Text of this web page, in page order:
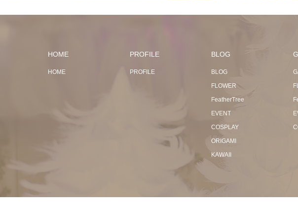
HOME
HOME
PROFILE
PROFILE
BLOG
BLOG
FLOWER
FeatherTree
EVENT
COSPLAY
ORIGAMI
KAWAII